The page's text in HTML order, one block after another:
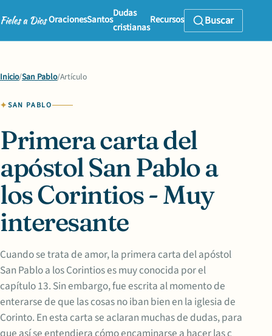
OracionesSantos
Dudas
cristianas
Recursos Buscar
Inicio/San Pablo/Artículo
SAN PABLO
Primera carta del
apóstol San Pablo a
los Corintios - Muy
interesante
Cuando se trata de amor, la primera carta del apóstol
San Pablo a los Corintios es muy conocida por el
capítulo 13. Sin embargo, fue escrita al momento de
enterarse de que las cosas no iban bien en la iglesia de
Corinto. En esta carta se aclaran muchas de dudas, para